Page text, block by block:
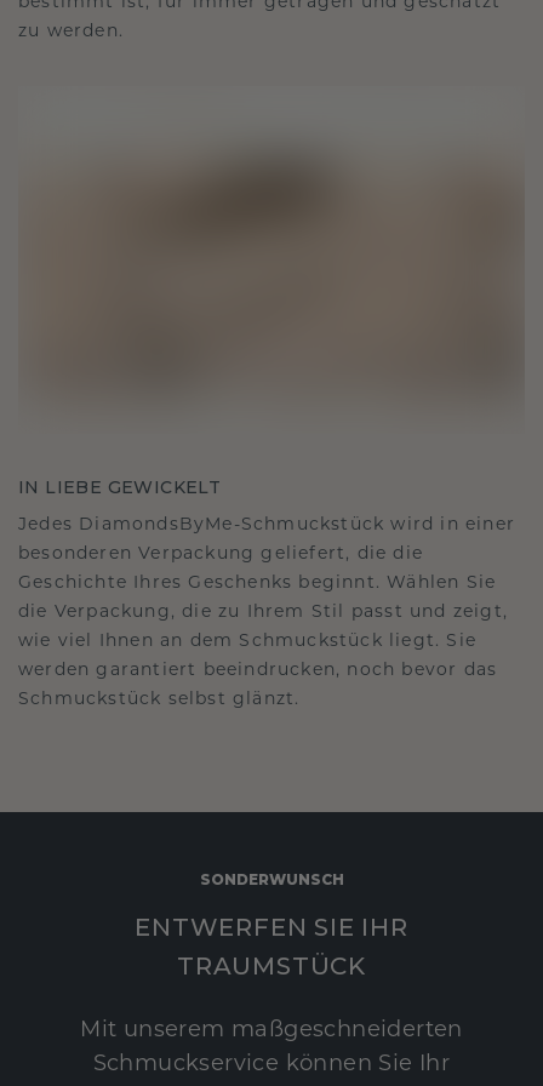
zu werden.
IN LIEBE GEWICKELT
Jedes DiamondsByMe-Schmuckstück wird in einer
besonderen Verpackung geliefert, die die
Geschichte Ihres Geschenks beginnt. Wählen Sie
die Verpackung, die zu Ihrem Stil passt und zeigt,
wie viel Ihnen an dem Schmuckstück liegt. Sie
werden garantiert beeindrucken, noch bevor das
Schmuckstück selbst glänzt.
SONDERWUNSCH
ENTWERFEN SIE IHR
TRAUMSTÜCK
Mit unserem maßgeschneiderten
Schmuckservice können Sie Ihr